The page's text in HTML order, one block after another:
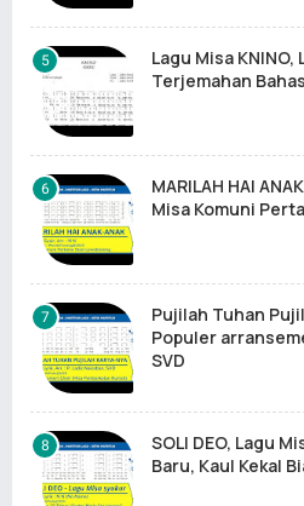
Lagu Misa
Terjemahan
MARILAH HAI
Misa Komuni
Pujilah Tuhan
Populer
SVD
SOLI DEO, Lagu
Baru, Kaul Kekal